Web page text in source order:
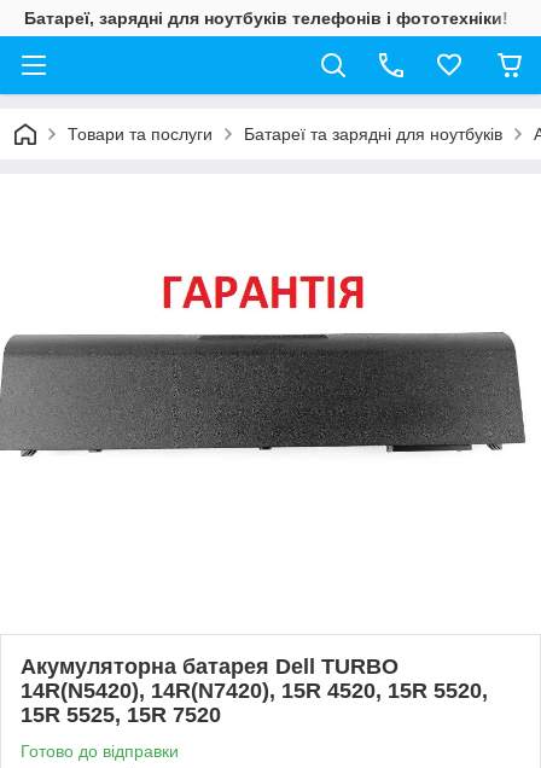
Батареї, зарядні для ноутбуків телефонів і фототехніки!
Товари та послуги Батареї та зарядні для ноутбуків
Акумуляторна батарея Dell TURBO
14R(N5420), 14R(N7420), 15R 4520, 15R 5520,
15R 5525, 15R 7520
Готово до відправки